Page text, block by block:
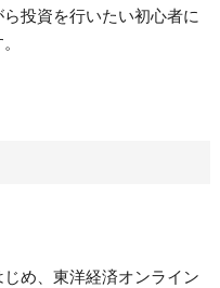
投資を行いたい初心者に
め、東洋経済オンライン